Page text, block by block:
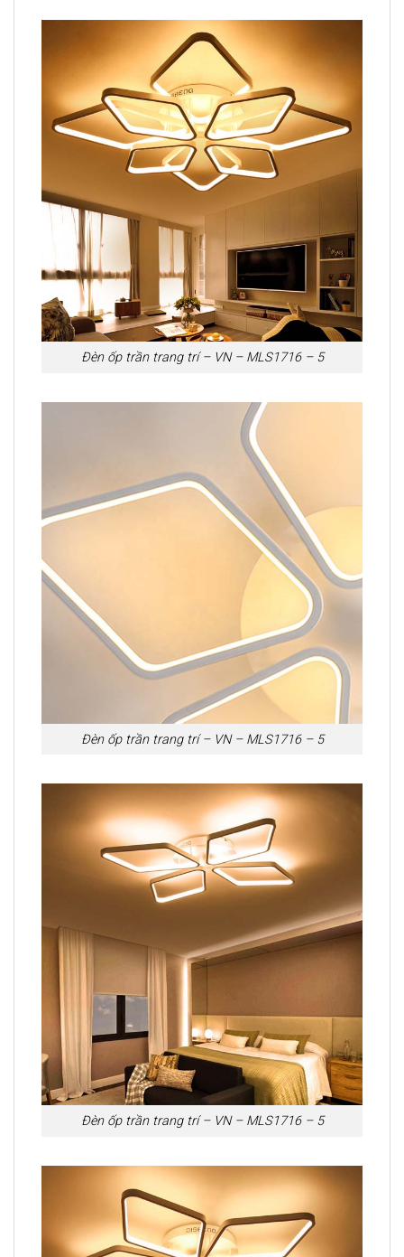
Đèn ốp trần trang trí – VN – MLS1716 – 5
Đèn ốp trần trang trí – VN – MLS1716 – 5
Đèn ốp trần trang trí – VN – MLS1716 – 5